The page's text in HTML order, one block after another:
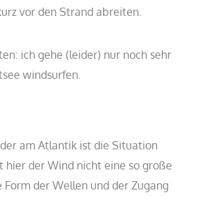
vor den Strand abreiten.
ich gehe (leider) nur noch sehr
windsurfen.
am Atlantik ist die Situation
hier der Wind nicht eine so große
Form der Wellen und der Zugang